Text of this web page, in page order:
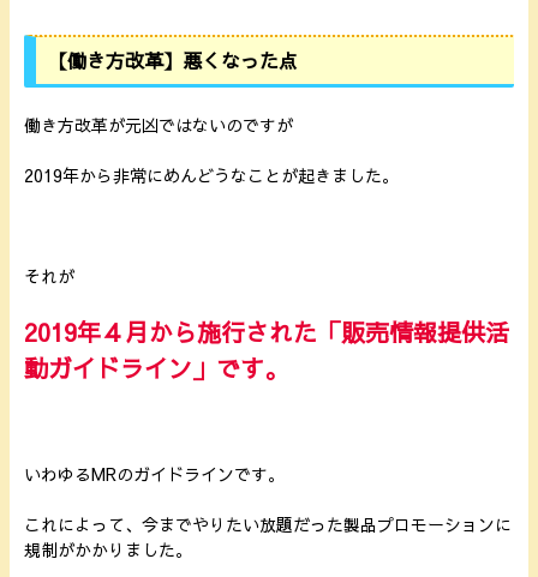
【働き方改革】悪くなった点
働き方改革が元凶ではないのですが
2019年から非常にめんどうなことが起きました。
それが
2019年４月から施行された「販売情報提供活
動ガイドライン」です。
いわゆるMRのガイドラインです。
これによって、今までやりたい放題だった製品プロモーションに
規制がかかりました。